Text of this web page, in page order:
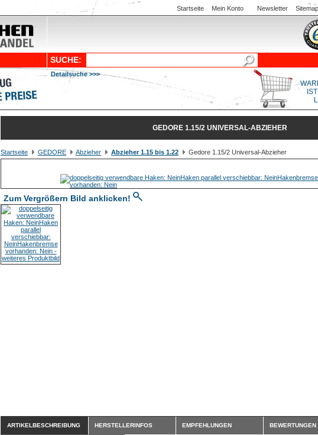
Startseite Mein Konto Newsletter Sitemap
SUCHE:
Detailsuche >>>
GEDORE 1.15/2 UNIVERSAL-ABZIEHER
Startseite GEDORE Abzieher Abzieher 1.15 bis 1.22 Gedore 1.15/2 Universal-Abzieher
Zum Vergrößern Bild anklicken!
ARTIKELBESCHREIBUNG HERSTELLERINFOS EMPFEHLUNGEN BEWERTUNGEN